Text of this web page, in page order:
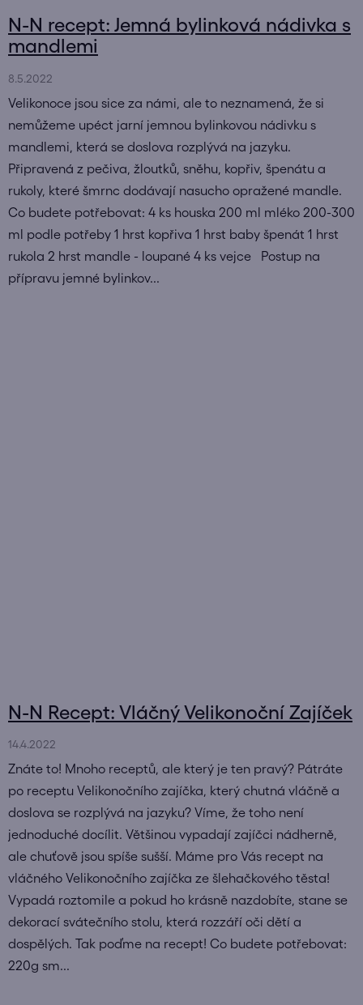
N-N recept: Jemná bylinková nádivka s
mandlemi
8.5.2022
Velikonoce jsou sice za námi, ale to neznamená, že si
nemůžeme upéct jarní jemnou bylinkovou nádivku s
mandlemi, která se doslova rozplývá na jazyku.
Připravená z pečiva, žloutků, sněhu, kopřiv, špenátu a
rukoly, které šmrnc dodávají nasucho opražené mandle.
Co budete potřebovat: 4 ks houska 200 ml mléko 200-300
ml podle potřeby 1 hrst kopřiva 1 hrst baby špenát 1 hrst
rukola 2 hrst mandle - loupané 4 ks vejce Postup na
přípravu jemné bylinkov...
N-N Recept: Vláčný Velikonoční Zajíček
14.4.2022
Znáte to! Mnoho receptů, ale který je ten pravý? Pátráte
po receptu Velikonočního zajíčka, který chutná vláčně a
doslova se rozplývá na jazyku? Víme, že toho není
jednoduché docílit. Většinou vypadají zajíčci nádherně,
ale chuťově jsou spíše sušší. Máme pro Vás recept na
vláčného Velikonočního zajíčka ze šlehačkového těsta!
Vypadá roztomile a pokud ho krásně nazdobíte, stane se
dekorací svátečního stolu, která rozzáří oči dětí a
dospělých. Tak poďme na recept! Co budete potřebovat:
220g sm...